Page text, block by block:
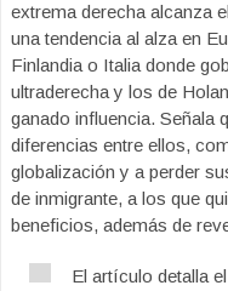
extrema derecha alcanza
una tendencia al alza en
Finlandia o Italia donde
ultraderecha y los de
ganado influencia. Señala
diferencias entre ellos,
globalización y a perder
de inmigrante, a los que
beneficios, además de
El artículo detalla